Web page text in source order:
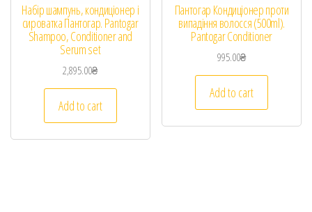
Набір шампунь, кондиціонер і
сироватка Пантогар. Pantogar
Shampoo, Conditioner and
Serum set
2,895.00₴
Add to cart
Пантогар Кондиціонер проти
випадіння волосся (500ml).
Pantogar Conditioner
995.00₴
Add to cart